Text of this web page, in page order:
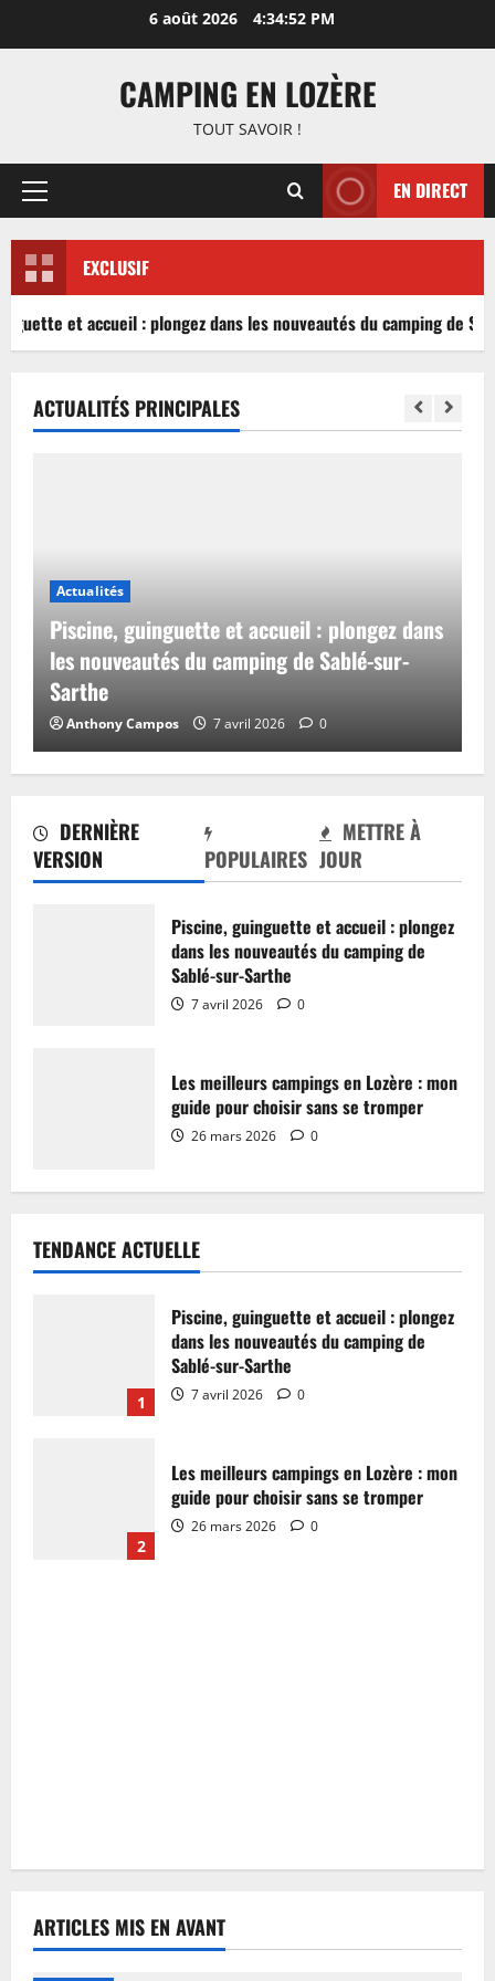
6 août 2026 4:34:53 PM
CAMPING EN LOZÈRE
TOUT SAVOIR !
Menu
EN DIRECT
EXCLUSIF
et accueil : plongez dans les nouveautés du camping de
DERNIÈRE
VERSION
POPULAIRES
METTRE À
JOUR
Piscine, guinguette et accueil : plongez
dans les nouveautés du camping de
Sablé-sur-Sarthe
7 avril 2026 0
Les meilleurs campings en Lozère : mon
guide pour choisir sans se tromper
26 mars 2026 0
ACTUALITÉS PRINCIPALES
Actualités
Piscine, guinguette et accueil : plongez dans
les nouveautés du camping de Sablé-sur-
Sarthe
Anthony Campos 7 avril 2026 0
TENDANCE ACTUELLE
1
Piscine, guinguette et accueil : plongez
dans les nouveautés du camping de
Sablé-sur-Sarthe
7 avril 2026 0
2
Les meilleurs campings en Lozère : mon
guide pour choisir sans se tromper
26 mars 2026 0
ARTICLES MIS EN AVANT